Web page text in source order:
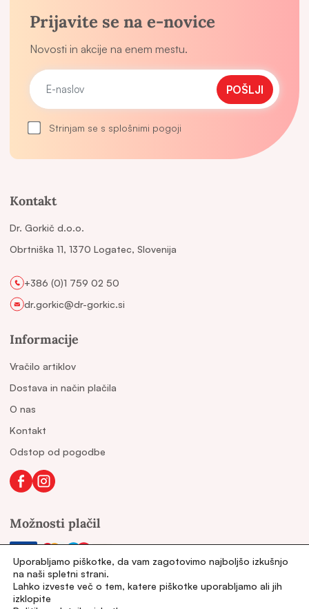
Kontakt
Dr. Gorkič d.o.o.
Obrtniška 11, 1370 Logatec, Slovenija
+386 (0)1 759 02 50
dr.gorkic@dr-gorkic.si
Informacije
Vračilo artiklov
Dostava in način plačila
O nas
Kontakt
Odstop od pogodbe
Možnosti plačil
Druge povezave
Prijavite se na e-novice
Novosti in akcije na enem mestu.
POŠLJI
Strinjam se s splošnimi pogoji
Uporabljamo piškotke, da vam zagotovimo najboljšo izkušnjo
na naši spletni strani.
Lahko izveste več o tem, katere piškotke uporabljamo ali jih
izklopite